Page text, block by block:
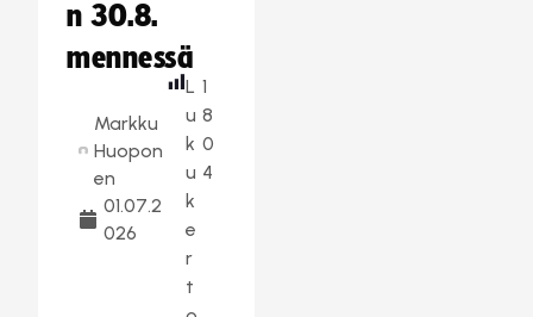
n 30.8.
mennessä
Markku
Huopon
en
01.07.2
026
L
u
k
u
k
e
r
t
1
8
0
4